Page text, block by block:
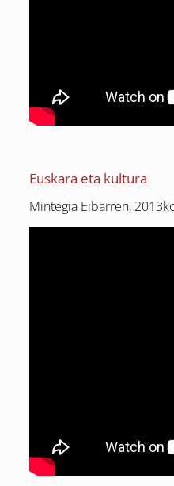
Euskara eta kultura
Mintegia Eibarren,